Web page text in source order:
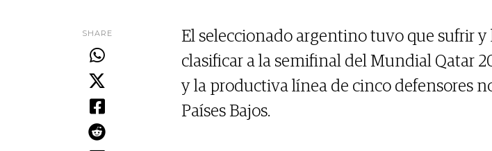
SHARE
El seleccionado argentino tuvo que sufrir y
clasificar a la semifinal del Mundial Qatar
y la productiva línea de cinco defensores
Países Bajos.